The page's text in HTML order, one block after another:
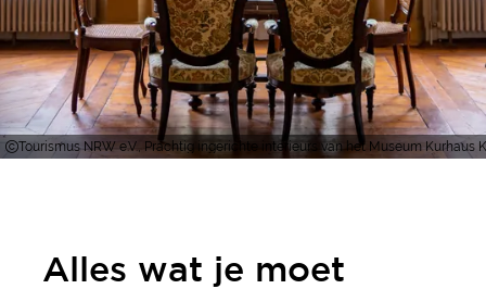
Tourismus NRW e.V., Prachtig ingerichte interieurs van het Museum Kurhaus
Alles wat je moet